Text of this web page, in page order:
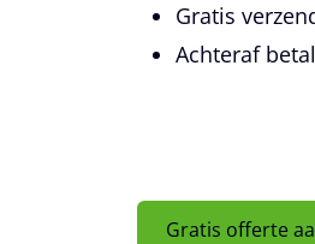
Gratis
Achteraf
Gratis offerte